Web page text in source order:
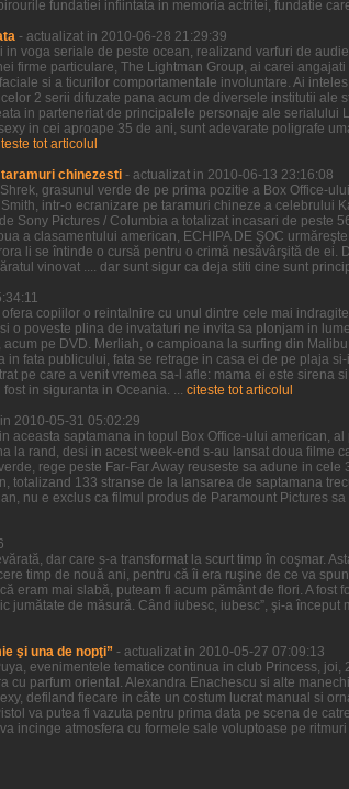
fundatiei infiintata in memoria actritei, fundatie
- actualizat in 2010-06-28 21:29:39
in voga seriale de peste ocean, realizand varfuri de
firme particulare, The Lightman Group, ai carei
si a ticurilor comportamentale involuntare. Ai
2 serii difuzate pana acum de diversele institutii ale
in parteneriat de principalele personaje ale serialului
in cei aproape 35 de ani, sunt adevarate poligrafe
tot articolul
taramuri chinezesti - actualizat in 2010-06-13 23:16:08
grasunul verde de pe prima pozitie a Box Office-
intr-o ecranizare pe taramuri chineze a celebrului
Sony Pictures / Columbia a totalizat incasari de peste
a clasamentului american, ECHIPA DE ŞOC
li se întinde o cursă pentru o crimă nesăvârşită de ei.
vinovat .... dar sunt sigur ca deja stiti cine sunt
copiilor o reintalnire cu unul dintre cele mai
o poveste plina de invataturi ne invita sa plonjam in
acum pe DVD. Merliah, o campioana la surfing din
fata publicului, fata se retrage in casa ei de pe plaja
pe care a venit vremea sa-l afle: mama ei este sirena
in siguranta in Oceania. ... citeste tot articolul
2010-05-31 05:02:29
aceasta saptamana in topul Box Office-ului american,
la rand, desi in acest week-end s-au lansat doua filme
rege peste Far-Far Away reuseste sa adune in
totalizand 133 stranse de la lansarea de saptamana
nu e exclus ca filmul produs de Paramount Pictures
dar care s-a transformat la scurt timp în coşmar.
timp de nouă ani, pentru că îi era ruşine de ce va
eram mai slabă, puteam fi acum pământ de flori. A fost
jumătate de măsură. Când iubesc, iubesc”, şi-a început
şi una de nopţi” - actualizat in 2010-05-27 07:09:13
evenimentele tematice continua in club Princess, joi,
cu parfum oriental. Alexandra Enachescu si alte
defiland fiecare in câte un costum lucrat manual si
va putea fi vazuta pentru prima data pe scena de
incinge atmosfera cu formele sale voluptoase pe